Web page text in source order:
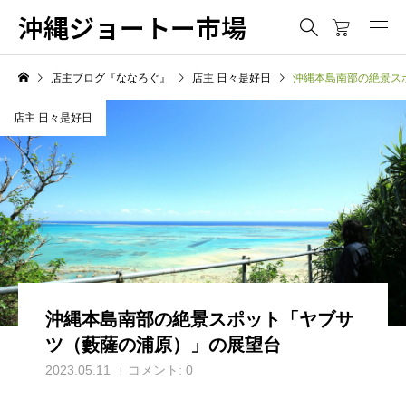
沖縄ジョートー市場
店主ブログ『ななろぐ』 店主 日々是好日 沖縄本島南部の絶景ス
店主 日々是好日
沖縄本島南部の絶景スポット「ヤブサ
ツ（藪薩の浦原）」の展望台
2023.05.11 コメント: 0